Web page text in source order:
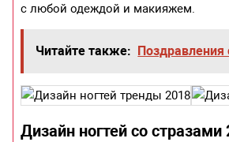
с любой одеждой и макияжем.
Читайте также: Поздравления
Дизайн ногтей со